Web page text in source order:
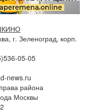
г. Зеленоград, корп.
05-05
news.ru
района
Москвы